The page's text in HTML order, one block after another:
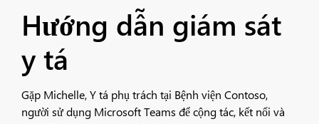
Hướng dẫn giám sát
y tá
Gặp Michelle, Y tá phụ trách tại Bệnh viện Contoso,
người sử dụng Microsoft Teams để cộng tác, kết nối và